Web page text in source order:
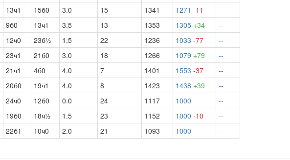
13ч1 15б0 3.0 15 1341 1271 -11
--
9б0 13ч1 3.5 13 1353 1305 +34
--
12ч0 23б½ 1.5 22 1236 1033 -77
--
23ч1 21б0 3.0 18 1266 1079 +79
--
21ч1 4б0 4.0 7 1401 1553 -37
--
20б0 19ч1 4.0 8 1423 1438 +39
--
24ч0 12б0 0.0 24 1117 1000
--
19б0 18ч½ 1.5 23 1152 1000 -10
--
22б1 10ч0 2.0 21 1093 1000 --